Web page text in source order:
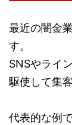
最近の闇金
す。
SNSやライ
駆使して集
代表的な例